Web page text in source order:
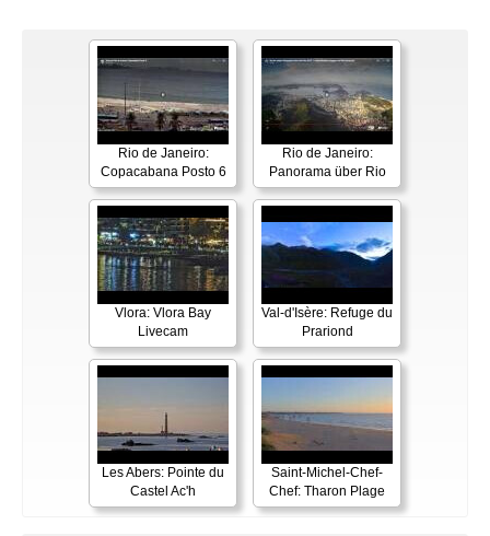
Rio de Janeiro:
Copacabana Posto 6
Rio de Janeiro:
Panorama über Rio
Vlora: Vlora Bay
Livecam
Val-d'Isère: Refuge du
Prariond
Les Abers: Pointe du
Castel Ac'h
Saint-Michel-Chef-
Chef: Tharon Plage